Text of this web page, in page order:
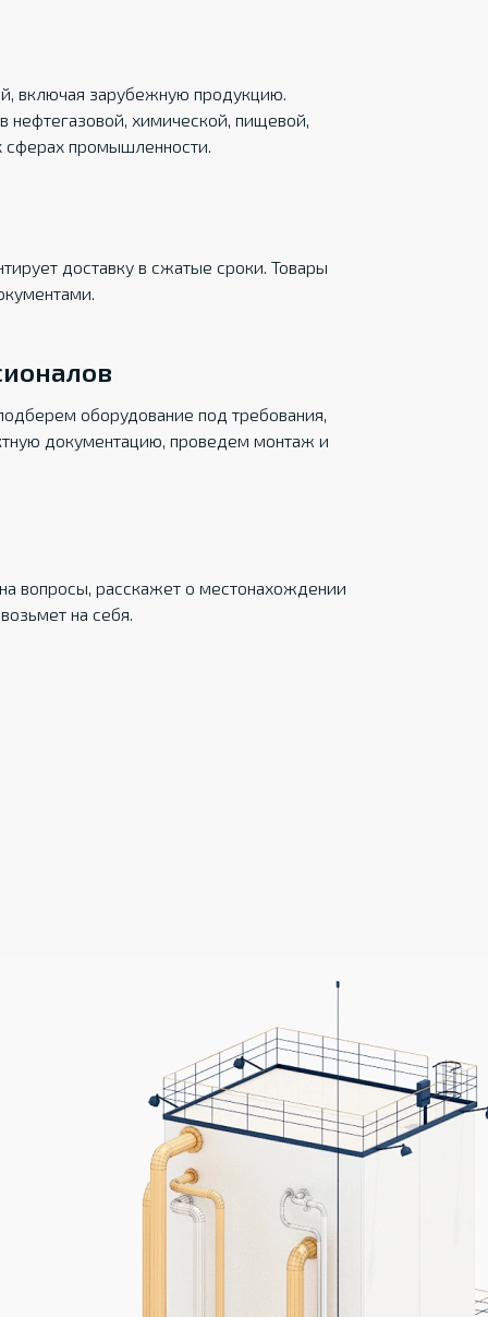
включая зарубежную продукцию.
нефтегазовой, химической, пищевой,
сферах промышленности.
доставку в сжатые сроки. Товары
оборудование под требования,
документацию, проведем монтаж и
вопросы, расскажет о местонахождении
на себя.